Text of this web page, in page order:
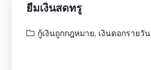
ยืมเงินสดทรู
กู้เงินถูกกฎหมาย, เงินดอกรายวัน